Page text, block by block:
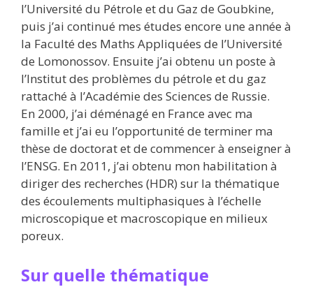
l’Université du Pétrole et du Gaz de Goubkine,
puis j’ai continué mes études encore une année à
la Faculté des Maths Appliquées de l’Université
de Lomonossov. Ensuite j’ai obtenu un poste à
l’Institut des problèmes du pétrole et du gaz
rattaché à l’Académie des Sciences de Russie.
En 2000, j’ai déménagé en France avec ma
famille et j’ai eu l’opportunité de terminer ma
thèse de doctorat et de commencer à enseigner à
l’ENSG. En 2011, j’ai obtenu mon habilitation à
diriger des recherches (HDR) sur la thématique
des écoulements multiphasiques à l’échelle
microscopique et macroscopique en milieux
poreux.
Sur quelle thématique